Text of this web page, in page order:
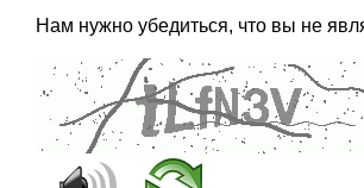
Нам нужно убедиться, что вы не